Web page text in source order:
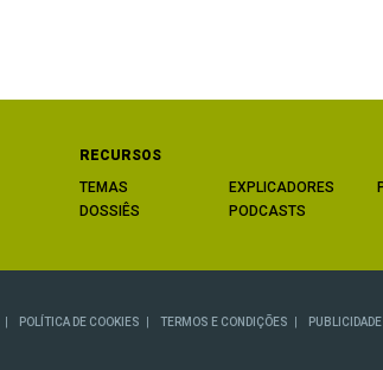
RECURSOS
TEMAS
DOSSIÊS
EXPLICADORES
PODCASTS
POLÍTICA DE COOKIES TERMOS E CONDIÇÕES PUBLICIDADE